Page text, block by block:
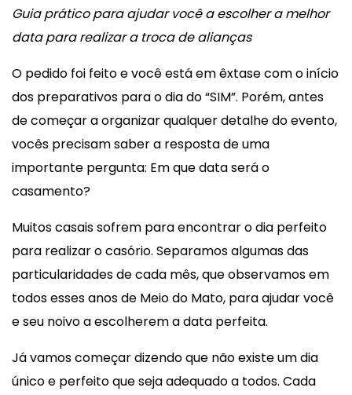
Guia prático para ajudar você a escolher a melhor
data para realizar a troca de alianças
O pedido foi feito e você está em êxtase com o início
dos preparativos para o dia do “SIM”. Porém, antes
de começar a organizar qualquer detalhe do evento,
vocês precisam saber a resposta de uma
importante pergunta: Em que data será o
casamento?
Muitos casais sofrem para encontrar o dia perfeito
para realizar o casório. Separamos algumas das
particularidades de cada mês, que observamos em
todos esses anos de Meio do Mato, para ajudar você
e seu noivo a escolherem a data perfeita.
Já vamos começar dizendo que não existe um dia
único e perfeito que seja adequado a todos. Cada